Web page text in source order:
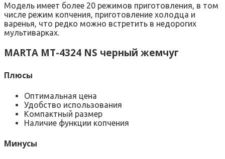
Модель имеет более 20 режимов приготовления, в том
числе режим копчения, приготовление холодца и
варенья, что редко можно встретить в недорогих
мультиварках.
MARTA MT-4324 NS черный жемчуг
Плюсы
Оптимальная цена
Удобство использования
Компактный размер
Наличие функции копчения
Минусы